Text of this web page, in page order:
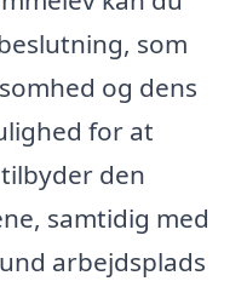
som
og dens
for at
den
samtidig med
arbejdsplads